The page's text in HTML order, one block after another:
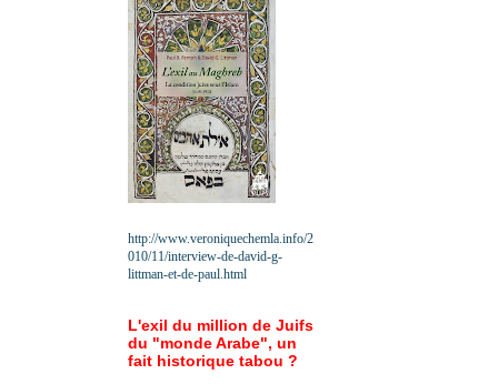
http://www.veroniquechemla.info/2
010/11/interview-de-david-g-
littman-et-de-paul.html
L'exil du million de Juifs
du "monde Arabe", un
fait historique tabou ?